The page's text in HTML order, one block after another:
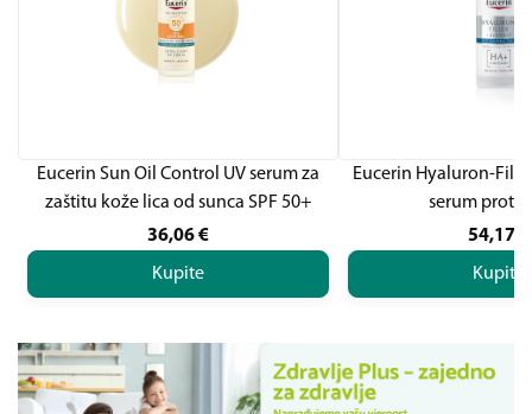
Eucerin Sun Oil Control UV serum za
zaštitu kože lica od sunca SPF 50+
36,06€
Kupite
Eucerin Hyaluron-
serum protiv
54,17
Kupite